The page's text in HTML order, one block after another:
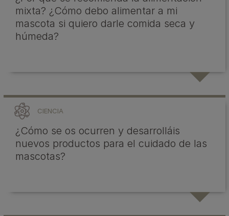
mixta? ¿Cómo debo alimentar a mi
mascota si quiero darle comida seca y
húmeda?
CIENCIA
¿Cómo se os ocurren y desarrolláis
nuevos productos para el cuidado de las
mascotas?